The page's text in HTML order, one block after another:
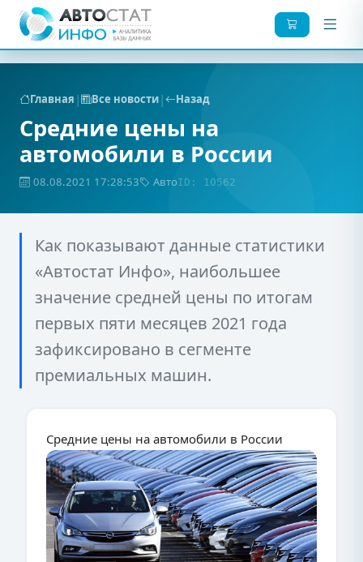
Главная | Все новости| Назад
Средние цены на
автомобили в России
08.08.2021 17:28:53 АвтоID: 10562
Как показывают данные статистики
«Автостат Инфо», наибольшее
значение средней цены по итогам
первых пяти месяцев 2021 года
зафиксировано в сегменте
премиальных машин.
Средние цены на автомобили в России